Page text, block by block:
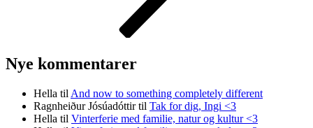
Nye kommentarer
Hella til And now to something completely different
Ragnheiður Jósúadóttirtil Tak for dig, Ingi <3
Hella til Vinterferie med familie, natur og kultur <3